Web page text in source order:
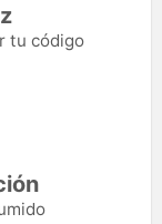
tu código